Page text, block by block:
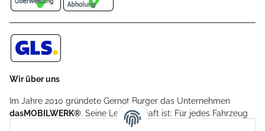
Wir über uns
Im Jahre 2010 gründete Gernot Burger das Unternehmen
dasMOBILWERK®. Seine Leidenschaft ist: Für jedes Fahrzeug
ein Car Cover anzubieten - passgenau und individuell.